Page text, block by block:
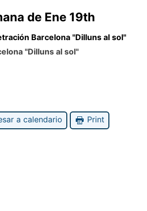
de Ene 19th
Barcelona "Dilluns al sol"
"Dilluns al sol"
a calendario Print